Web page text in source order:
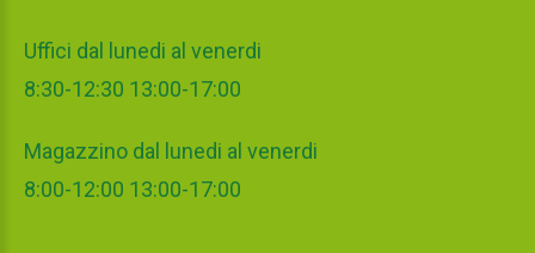
Uffici dal lunedi al venerdi
8:30-12:30 13:00-17:00
Magazzino dal lunedi al venerdi
8:00-12:00 13:00-17:00